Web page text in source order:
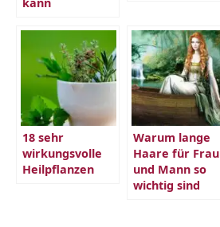
18 sehr
wirkungsvolle
Heilpflanzen
Warum lange
Haare für Frau
und Mann so
wichtig sind